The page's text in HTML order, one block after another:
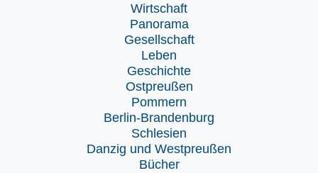
Wirtschaft
Panorama
Gesellschaft
Leben
Geschichte
Ostpreußen
Pommern
Berlin-Brandenburg
Schlesien
Danzig und Westpreußen
Bücher